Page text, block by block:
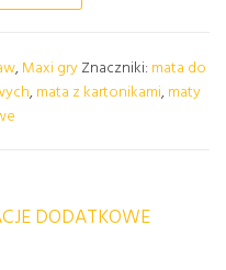
,Maxi gryZnaczniki: mata do
,mata z kartonikami,maty
DODATKOWE